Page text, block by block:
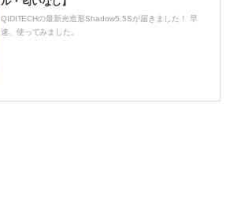
QIDITECHの最新光造形Shadow5.5Sが届きました！ 早
速、使ってみました。